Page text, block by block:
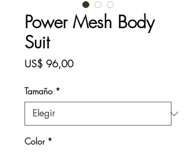
Power Mesh Body
Suit
US$ 96,00Precio
Tamaño *
Color *